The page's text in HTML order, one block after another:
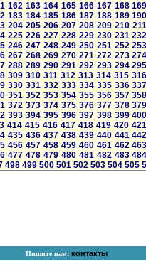
162 163 164 165 166 167 168
183 184 185 186 187 188 189
204 205 206 207 208 209 210 211
225 226 227 228 229 230 231
246 247 248 249 250 251 252
267 268 269 270 271 272 273
288 289 290 291 292 293 294
309 310 311 312 313 314 315 316
330 331 332 333 334 335 336
351 352 353 354 355 356 357
372 373 374 375 376 377 378
393 394 395 396 397 398 399
414 415 416 417 418 419 420 421
435 436 437 438 439 440 441
456 457 458 459 460 461 462
477 478 479 480 481 482 483
498 499 500 501 502 503 504 505
Пишите нам: контакты